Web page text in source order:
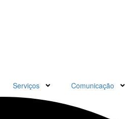
Serviços Comunicação